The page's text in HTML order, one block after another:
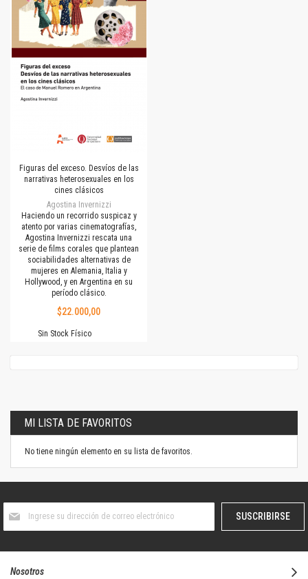
Figuras del exceso. Desvíos de las
narrativas heterosexuales en los
cines clásicos
Agostina Invernizzi
Haciendo un recorrido suspicaz y
atento por varias cinematografías,
Agostina Invernizzi rescata una
serie de films corales que plantean
sociabilidades alternativas de
mujeres en Alemania, Italia y
Hollywood, y en Argentina en su
período clásico.
$22.000,00
Sin Stock Físico
MI LISTA DE FAVORITOS
No tiene ningún elemento en su lista de favoritos.
boletín
SUSCRIBIRSE
Nosotros